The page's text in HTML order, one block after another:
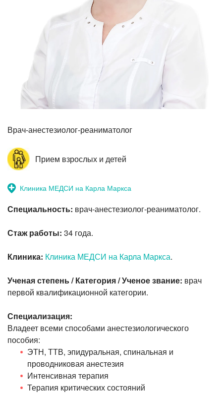
Прием невролога
Врач-анестезиолог-реаниматолог
Прием взрослых и детей
Клиника МЕДСИ на Карла Маркса
Специальность: врач-анестезиолог-реаниматолог.
Стаж работы: 34 года.
Клиника: Клиника МЕДСИ на Карла Маркса.
Ученая степень / Категория / Ученое звание: врач
первой квалификационной категории.
Специализация:
Владеет всеми способами анестезиологического
пособия:
ЭТН, ТТВ, эпидуральная, спинальная и
проводниковая анестезия
Интенсивная терапия
Терапия критических состояний